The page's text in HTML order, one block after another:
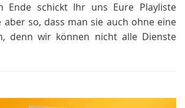
Ende schickt Ihr uns Eure Playliste
aber so, dass man sie auch ohne eine
denn wir können nicht alle Dienste